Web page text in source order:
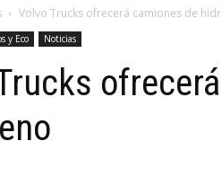
Volvo Trucks ofrecerá camiones de
y Eco Noticias